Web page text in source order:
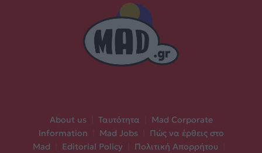
About us Ταυτότητα
Mad Corporate
Information
Mad Jobs
Πώς να έρθεις στο
Mad
Editorial Policy Πολιτική Απορρήτου